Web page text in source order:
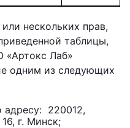
нескольких прав,
таблицы,
«Артокс Лаб»
одним из следующих
адресу: 220012,
г. Минск;